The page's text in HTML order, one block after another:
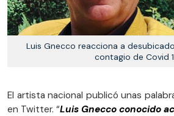
Luis Gnecco reacciona a
contagio de Covid
El artista nacional publicó unas
en Twitter. “Luis Gnecco conocido